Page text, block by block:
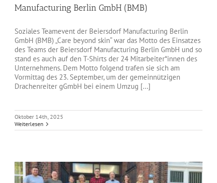
Manufacturing Berlin GmbH (BMB)
Soziales Teamevent der Beiersdorf Manufacturing Berlin
GmbH (BMB) „Care beyond skin“ war das Motto des Einsatzes
des Teams der Beiersdorf Manufacturing Berlin GmbH und so
stand es auch auf den T-Shirts der 24 Mitarbeiter*innen des
Unternehmens. Dem Motto folgend trafen sie sich am
Vormittag des 23. September, um der gemeinnützigen
Drachenreiter gGmbH bei einem Umzug [...]
Oktober 14th, 2025
Weiterlesen